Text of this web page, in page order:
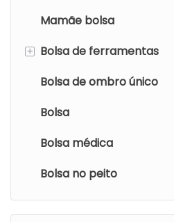
mochila para notebook
Saco de ombro de laptop
Mamãe bolsa
+ Bolsa de ferramentas
Bolsa de maquiagem
Bolsa de ombro único
Bolsa
Bolsa médica
Bolsa no peito